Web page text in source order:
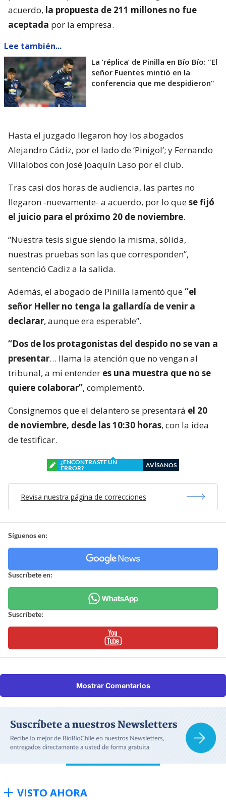
acuerdo, la propuesta de 211 millones no fue
aceptada por la empresa.
Lee también...
La ’réplica’ de Pinilla en Bío Bío: "El
señor Fuentes mintió en la
conferencia que me despidieron"
Hasta el juzgado llegaron hoy los abogados
Alejandro Cádiz, por el lado de ‘Pinigol’; y Fernando
Villalobos con José Joaquín Laso por el club.
Tras casi dos horas de audiencia, las partes no
llegaron -nuevamente- a acuerdo, por lo quese fijó
el juicio para el próximo 20 de noviembre.
“Nuestra tesis sigue siendo la misma, sólida,
nuestras pruebas son las que corresponden”,
sentenció Cadiz a la salida.
Además, el abogado de Pinilla lamentó que“el
señor Heller no tenga la gallardía de venir a
declarar, aunque era esperable”.
“Dos de los protagonistas del despido no se van a
presentar… llama la atención que no vengan al
tribunal, a mi entender es una muestra que no se
quiere colaborar”, complementó.
Consignemos que el delantero se presentará el 20
de noviembre, desde las 10:30 horas, con la idea
de testificar.
¿ENCONTRASTE UN
ERROR?
AVÍSANOS
Revisa nuestra página de correcciones
Síguenos en:
Suscríbete en:
Suscríbete:
Mostrar Comentarios
VISTO AHORA